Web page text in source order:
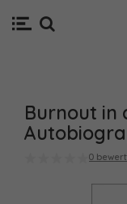
Burnout in
0